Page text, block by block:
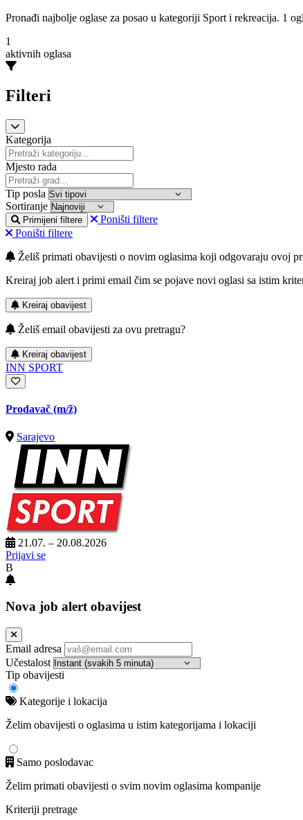
Pronađi najbolje oglase za posao u kategoriji Sport i rekreacija. 1
1
aktivnih oglasa
Filteri
Kategorija
Mjesto rada
Tip posla
Sortiranje
Primijeni filtere
Poništi filtere
Poništi filtere
Želiš primati obavijesti o novim oglasima koji odgovaraju ovoj
Kreiraj job alert i primi email čim se pojave novi oglasi sa istim
Kreiraj obavijest
Želiš email obavijesti za ovu pretragu?
Kreiraj obavijest
INN SPORT
Prodavač (m/ž)
Sarajevo
21.07. – 20.08.2026
Prijavi se
B
Nova job alert obavijest
Email adresa
Učestalost
Tip obavijesti
Kategorije i lokacija
Želim obavijesti o oglasima u istim kategorijama i lokaciji
Samo poslodavac
Želim primati obavijesti o svim novim oglasima kompanije
Kriteriji pretrage